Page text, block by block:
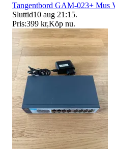
Tangentbord GAM-023+ Mus
Sluttid10 aug 21:15.
Pris:399 kr,Köp nu.